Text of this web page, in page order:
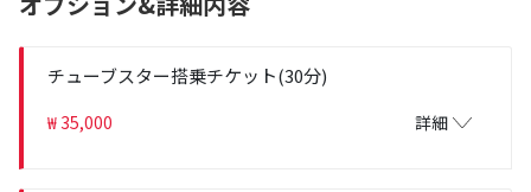
チューブスター搭乗チケット(30分)
₩ 35,000 詳細